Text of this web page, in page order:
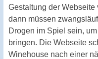
Gestaltung der Webseite
dann müssen
Drogen im Spiel sein,
bringen. Die Webseite
Winehouse nach einer